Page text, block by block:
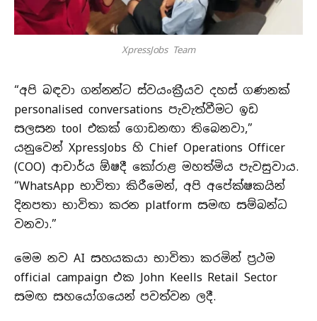
XpressJobs Team
“අපි බඳවා ගන්නන්ට ස්වයංක්‍රීයව දහස් ගණනක්
personalised conversations පැවැත්වීමට ඉඩ
සලසන tool එකක් ගොඩනඟා තිබෙනවා,”
යනුවෙන් XpressJobs හි Chief Operations Officer
(COO) ආචාර්ය ඕෂදී කෝරාළ මහත්මිය පැවසුවාය.
“WhatsApp භාවිතා කිරීමෙන්, අපි අපේක්ෂකයින්
දිනපතා භාවිතා කරන platform සමඟ සම්බන්ධ
වනවා.”
මෙම නව AI සහයකයා භාවිතා කරමින් ප්‍රථම
official campaign එක John Keells Retail Sector
සමඟ සහයෝගයෙන් පවත්වන ලදී.